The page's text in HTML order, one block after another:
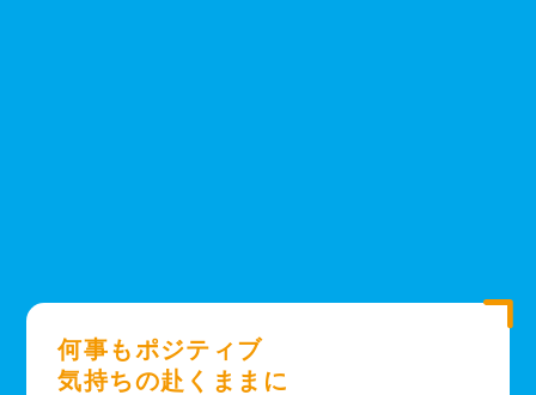
何事もポジティブ
気持ちの赴くままに